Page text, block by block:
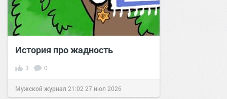
История про жадность
3 0
Мужской журнал 21:02 27 июл 2026